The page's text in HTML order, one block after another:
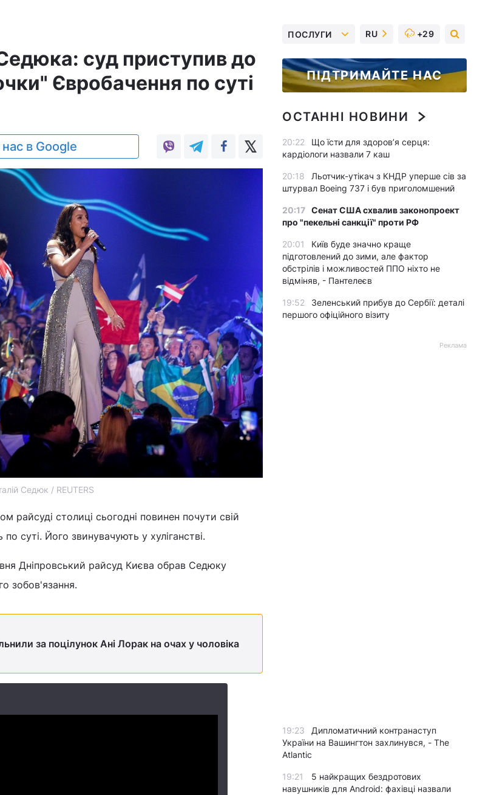
суд приступив до
Євробачення по суті
в Google
Седюк / REUTERS
райсуді столиці сьогодні повинен почути свій
суті. Його звинувачують у хуліганстві.
Дніпровський райсуд Києва обрав Седюку
зобов'язання.
за поцілунок Ані Лорак на очах у чоловіка
ПОСЛУГИ RU +29
ПІДТРИМАЙТЕ НАС
ОСТАННІ НОВИНИ
20:22
Що їсти для здоров’я серця:
кардіологи назвали 7 каш
20:18
Льотчик-утікач з КНДР уперше сів за
штурвал Boeing 737 і був приголомшений
20:17 Сенат США схвалив законопроект
про "пекельні санкції" проти РФ
20:01
Київ буде значно краще
підготовлений до зими, але фактор
обстрілів і можливостей ППО ніхто не
відміняв, - Пантелеєв
19:52
Зеленський прибув до Сербії: деталі
першого офіційного візиту
Реклама
19:23
Дипломатичний контранаступ
України на Вашингтон захлинувся, - The
Atlantic
19:21
5 найкращих бездротових
навушників для Android: фахівці назвали